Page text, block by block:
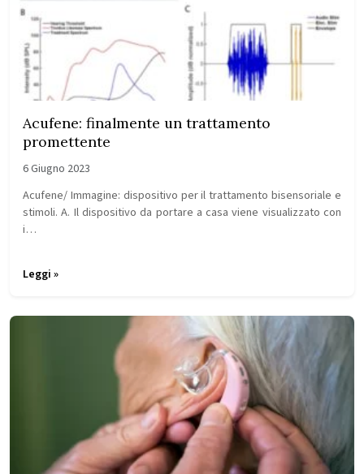
Acufene: finalmente un trattamento
promettente
6 Giugno 2023
Acufene/ Immagine: dispositivo per il trattamento bisensoriale e
stimoli. A. Il dispositivo da portare a casa viene visualizzato con
i…
Leggi »